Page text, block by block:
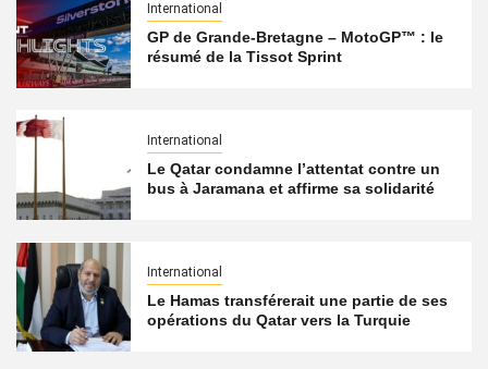
International
GP de Grande-Bretagne – MotoGP™ : le
résumé de la Tissot Sprint
International
Le Qatar condamne l’attentat contre un
bus à Jaramana et affirme sa solidarité
International
Le Hamas transférerait une partie de ses
opérations du Qatar vers la Turquie